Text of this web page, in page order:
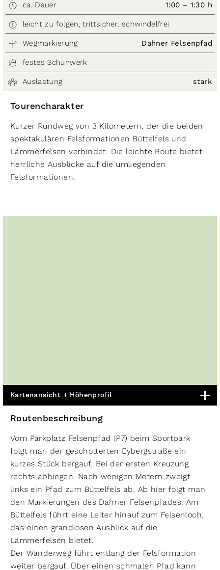
ca. Dauer 1:00 – 1:30 h
leicht zu folgen, trittsicher, schwindelfrei
Wegmarkierung Dahner Felsenpfad
festes Schuhwerk
Auslastung stark
Tourencharakter
Kurzer Rundweg von 3 Kilometern, der die beiden
spektakulären Felsformationen Büttelfels und
Lämmerfelsen verbindet. Die leichte Route bietet
herrliche Ausblicke auf die umliegenden
Felsformationen.
Kartenansicht + Höhenprofil
Routenbeschreibung
Vom Parkplatz Felsenpfad (P7) beim Sportpark
folgt man der geschotterten Eybergstraße ein
kurzes Stück bergauf. Bei der ersten Kreuzung
rechts abbiegen. Nach wenigen Metern zweigt
links ein Pfad zum Büttelfels ab. Ab hier folgt man
den Markierungen des Dahner Felsenpfades. Am
Büttelfels führt eine Leiter hinauf zum Felsenloch,
das einen grandiosen Ausblick auf die
Lämmerfelsen bietet.
Der Wanderweg führt entlang der Felsformation
weiter bergauf. Über einen schmalen Pfad kann